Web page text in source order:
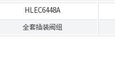
HLEC6448A
全套插装阀组